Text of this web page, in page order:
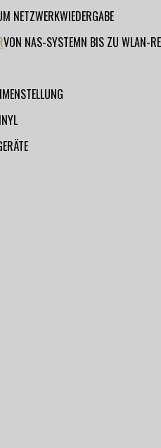
NETZWERKWIEDERGABE
VON NAS-SYSTEMN BIS ZU WLAN-